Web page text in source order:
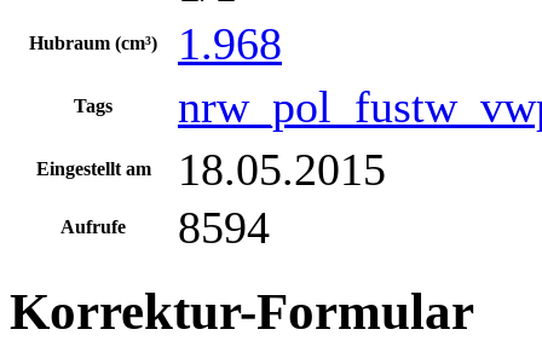
Hubraum (cm³) 1.968
Tags
Eingestellt am 18.05.2015
Aufrufe 8594
Korrektur-Formular